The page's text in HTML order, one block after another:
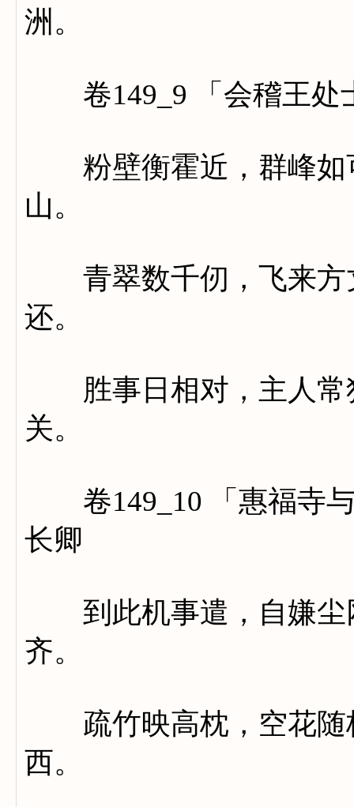
洲。
卷149_9 「会稽王处
粉壁衡霍近，群峰如
山。
青翠数千仞，飞来方
还。
胜事日相对，主人常
关。
卷149_10 「惠福寺与
长卿
到此机事遣，自嫌尘
齐。
疏竹映高枕，空花随
西。